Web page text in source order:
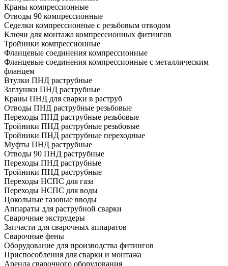
Краны компрессионные
Отводы 90 компрессионные
Седелки компрессионные с резьбовым отводом
Ключи для монтажа компрессионных фитингов
Тройники компрессионные
Фланцевые соединения компрессионные
Фланцевые соединения компрессионные с металлическим
фланцем
Втулки ПНД раструбные
Заглушки ПНД раструбные
Краны ПНД для сварки в раструб
Отводы ПНД раструбные резьбовые
Переходы ПНД раструбные резьбовые
Тройники ПНД раструбные резьбовые
Тройники ПНД раструбные переходные
Муфты ПНД раструбные
Отводы 90 ПНД раструбные
Переходы ПНД раструбные
Тройники ПНД раструбные
Переходы НСПС для газа
Переходы НСПС для воды
Цокольные газовые вводы
Аппараты для раструбной сварки
Сварочные экструдеры
Запчасти для сварочных аппаратов
Сварочные фены
Оборудование для производства фитингов
Приспособления для сварки и монтажа
Аренда сварочного оборудования